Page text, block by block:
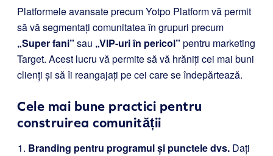
Platformele avansate precum Yotpo Platform vă permit
să vă segmentați comunitatea în grupuri precum
„Super fani” sau „VIP-uri în pericol” pentru marketing
Target. Acest lucru vă permite să vă hrăniți cei mai buni
clienți și să îi reangajați pe cei care se îndepărtează.
Cele mai bune practici pentru
construirea comunității
Branding pentru programul și punctele dvs. Dați